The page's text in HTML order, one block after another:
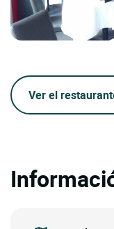
Ver el